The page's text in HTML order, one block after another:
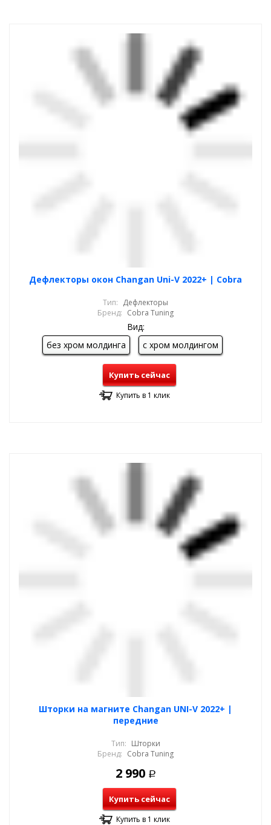
Дефлекторы окон Changan Uni-V 2022+ | Cobra
Тип: Дефлекторы
Бренд: Cobra Tuning
Вид:
без хром молдинга
с хром молдингом
Купить сейчас
Купить в 1 клик
Шторки на магните Changan UNI-V 2022+ |
передние
Тип: Шторки
Бренд: Cobra Tuning
2 990 Р
Купить сейчас
Купить в 1 клик